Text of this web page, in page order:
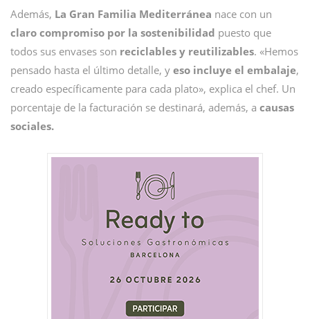
Además, La Gran Familia Mediterránea nace con un
claro compromiso por la sostenibilidad puesto que
todos sus envases son reciclables y reutilizables. «Hemos
pensado hasta el último detalle, y eso incluye el embalaje,
creado específicamente para cada plato», explica el chef. Un
porcentaje de la facturación se destinará, además, a causas
sociales.